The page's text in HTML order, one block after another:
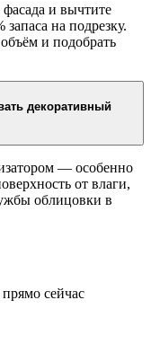
поможет
интерьер.
и вычтите
на подрезку.
и подобрать
декоративный
— особенно
от влаги,